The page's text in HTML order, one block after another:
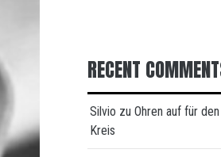
RECENT
Silvio zu Ohren auf für
Kreis